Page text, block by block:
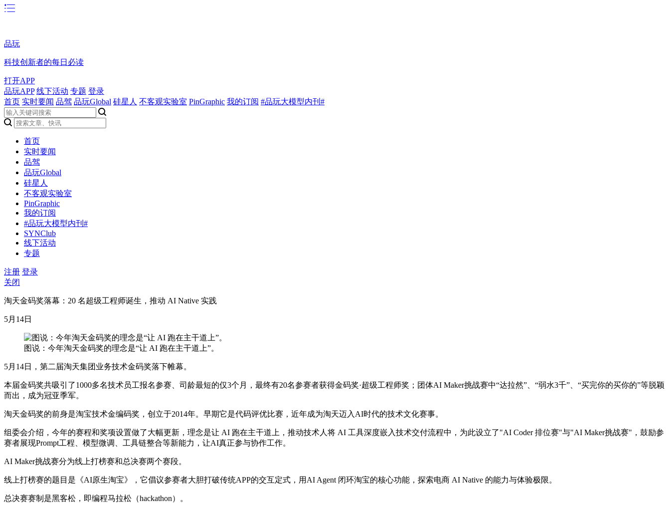
品玩
科技创新者的每日必读
打开APP
品玩APP 线下活动 专题 登录
首页 实时要闻 品驾 品玩Global 硅星人 不客观实验室 PinGraphic 我的订阅 #品玩大模型内刊#
首页
实时要闻
品驾
品玩Global
硅星人
不客观实验室
PinGraphic
我的订阅
#品玩大模型内刊#
SYNClub
线下活动
专题
注册 登录
关闭
淘天金码奖落幕：20 名超级工程师诞生，推动 AI Native 实践
5月14日
图说：今年淘天金码奖的理念是“让 AI 跑在主干道上”。
5月14日，第二届淘天集团业务技术金码奖落下帷幕。
本届金码奖共吸引了1000多名技术员工报名参赛、司龄最短的仅3个月，最终有20名参赛者获得金码奖·超级工程师奖；团体AI Maker挑战赛中“达拉然”、“弱水3千”、“买完你的买你的”等脱颖
而出，成为冠亚季军。
淘天金码奖的前身是淘宝技术金编码奖，创立于2014年。早期它是代码评优比赛，近年成为淘天迈入AI时代的技术文化赛事。
组委会介绍，今年的赛程和奖项设置做了大幅更新，理念是让 AI 跑在主干道上，推动技术人将 AI 工具深度嵌入技术交付流程中，为此设立了"AI Coder 排位赛"与"AI Maker挑战赛"，鼓励参
赛者展现Prompt工程、模型微调、工具链整合等新能力，让AI真正参与协作工作。
AI Maker挑战赛分为线上打榜赛和总决赛两个赛段。
线上打榜赛的题目是《AI原生淘宝》，它倡议参赛者大胆打破传统APP的交互定式，用AI Agent 闭环淘宝的核心功能，探索电商 AI Native 的能力与体验极限。
总决赛赛制是黑客松，即编程马拉松（hackathon）。